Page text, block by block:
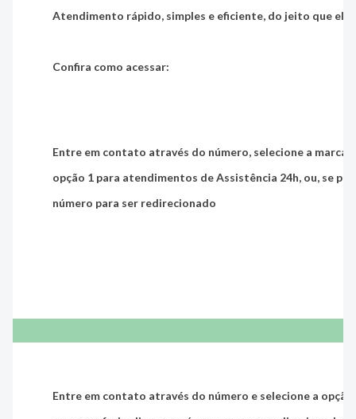
Atendimento rápido, simples e eficiente, do jeito que
Confira como acessar:
Entre em contato através do número, selecione a marca
opção 1 para atendimentos de Assistência 24h, ou, se
número para ser redirecionado
Entre em contato através do número e selecione a opção